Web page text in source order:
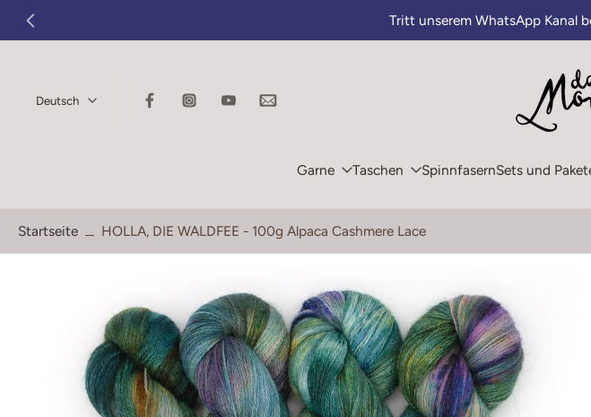
Zum
Inhalt
Tritt unserem WhatsApp Kanal
Deutsch
Garne Taschen SpinnfasernSets und
Startseite HOLLA, DIE WALDFEE - 100g Alpaca Cashmere Lace
Produktinformationen